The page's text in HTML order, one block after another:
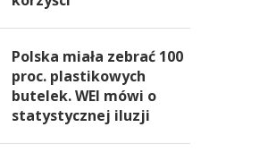
Polska miała zebrać 100
proc. plastikowych
butelek. WEI mówi o
statystycznej iluzji